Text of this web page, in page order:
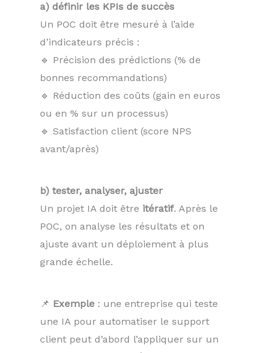
a) définir les KPIs de succès
Un POC doit être mesuré à l’aide
d’indicateurs précis :
🔹 Précision des prédictions (% de
bonnes recommandations)
🔹 Réduction des coûts (gain en euros
ou en % sur un processus)
🔹 Satisfaction client (score NPS
avant/après)
b) tester, analyser, ajuster
Un projet IA doit être itératif. Après le
POC, on analyse les résultats et on
ajuste avant un déploiement à plus
grande échelle.
📌 Exemple : une entreprise qui teste
une IA pour automatiser le support
client peut d’abord l’appliquer sur un